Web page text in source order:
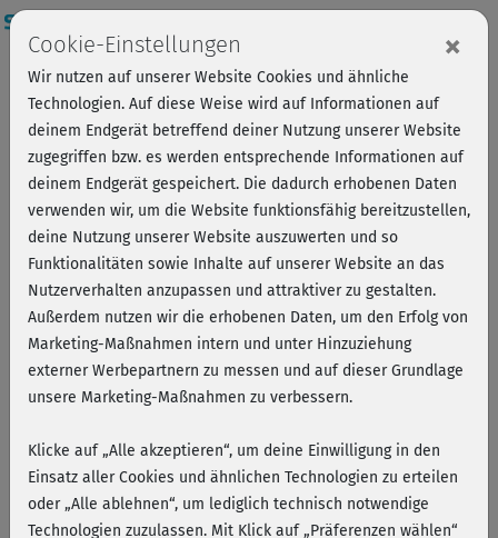
Diarra Diop
Diarra Diop ist zertifizierte Yogalehrerin. Sie lebt und
unterrichtet Power Vinyasa Yoga in Frankfurt am Main.
Cookie-Einstellungen ×
Wir nutzen auf unserer Website Cookies und ähnliche
Technologien. Auf diese Weise wird auf Informationen auf
deinem Endgerät betreffend deiner Nutzung unserer Website
zugegriffen bzw. es werden entsprechende Informationen auf
deinem Endgerät gespeichert. Die dadurch erhobenen Daten
verwenden wir, um die Website funktionsfähig bereitzustellen,
deine Nutzung unserer Website auszuwerten und so
Funktionalitäten sowie Inhalte auf unserer Website an das
Nutzerverhalten anzupassen und attraktiver zu gestalten.
Außerdem nutzen wir die erhobenen Daten, um den Erfolg von
Marketing-Maßnahmen intern und unter Hinzuziehung
externer Werbepartnern zu messen und auf dieser Grundlage
unsere Marketing-Maßnahmen zu verbessern.
Klicke auf „Alle akzeptieren“, um deine Einwilligung in den
Einsatz aller Cookies und ähnlichen Technologien zu erteilen
oder „Alle ablehnen“, um lediglich technisch notwendige
Technologien zuzulassen. Mit Klick auf „Präferenzen wählen“